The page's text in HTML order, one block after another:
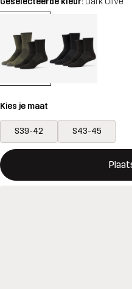
Kies je maat
S39-42 S43-45
Deze knop opent een modal
{{size}} niet beschikbaar